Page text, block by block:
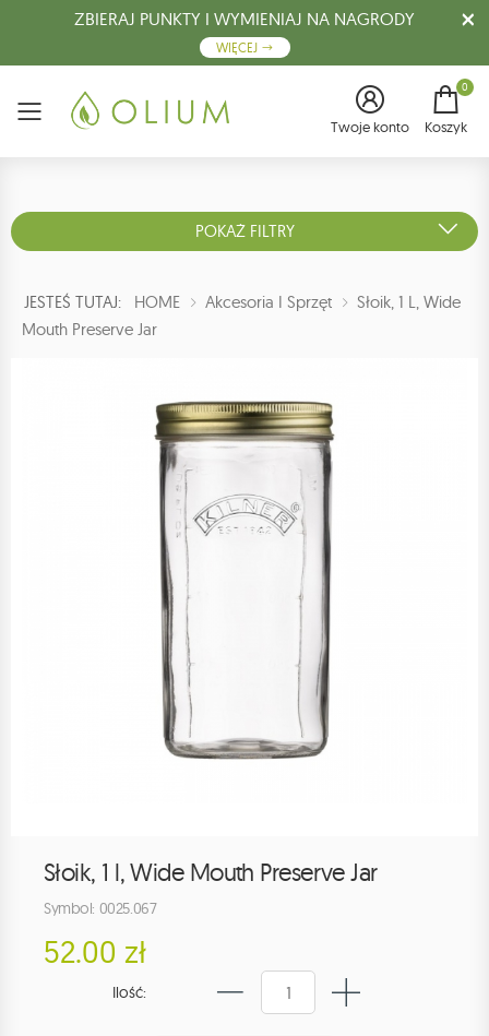
ZBIERAJ PUNKTY I WYMIENIAJ NA NAGRODY
WIĘCEJ
Menu Twoje konto
0
Koszyk
POKAŻ FILTRY
JESTEŚ TUTAJ: HOME Akcesoria I Sprzęt
Słoik, 1 L, Wide
Mouth Preserve Jar
Słoik, 1 l, Wide Mouth Preserve Jar
Symbol: 0025.067
52.00 zł
Ilość: